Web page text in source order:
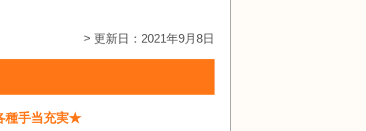
> 更新日：2021年9月8日
種手当充実★